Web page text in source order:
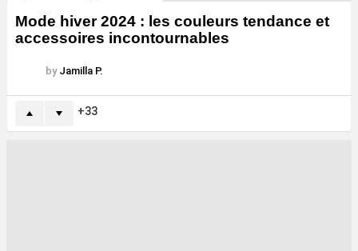
Mode hiver 2024 : les couleurs tendance et
accessoires incontournables
by Jamilla P.
33